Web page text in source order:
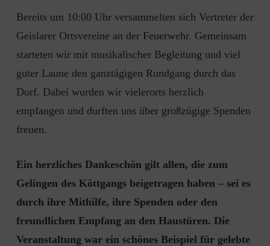
Bereits um 10:00 Uhr versammelten sich Vertreter der
Geislarer Ortsvereine an der Feuerwehr. Gemeinsam
starteten wir mit musikalischer Begleitung und viel
guter Laune den ganztägigen Rundgang durch das
Dorf. Dabei wurden wir vielerorts herzlich
empfangen und durften uns über großzügige Spenden
freuen.
Ein herzliches Dankeschön gilt allen, die zum
Gelingen des Köttgangs beigetragen haben – sei es
durch ihre Mithilfe, ihre Spenden oder den
freundlichen Empfang an den Haustüren. Die
Veranstaltung war ein schönes Beispiel für gelebte